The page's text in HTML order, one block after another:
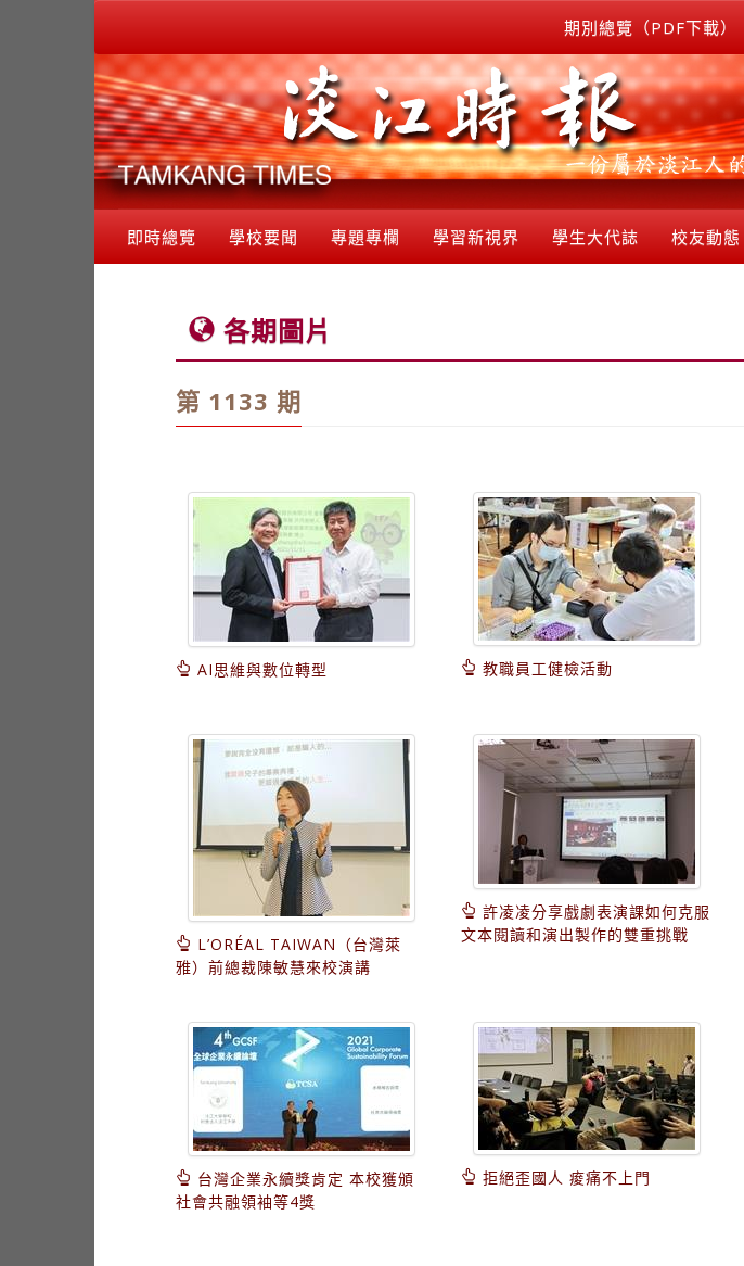
期別總覽（PDF下載）
即時總覽 學校要聞 專題專欄 學習新視界 學生大代誌 校友動態
各期圖片
第 1133 期
AI思維與數位轉型 教職員工健檢活動
L’ORÉAL TAIWAN（台灣萊
雅）前總裁陳敏慧來校演講
許凌凌分享戲劇表演課如何克服
文本閱讀和演出製作的雙重挑戰
台灣企業永續獎肯定 本校獲頒
社會共融領袖等4獎
拒絕歪國人 痠痛不上門